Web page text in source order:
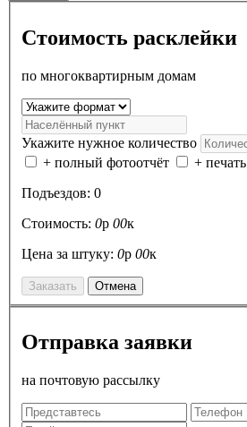
Стоимость расклейки
по многоквартирным домам
Укажите нужное количество
+ полный фотоотчёт
+ печать
Подъездов: 0
Стоимость: 0р 00к
Цена за штуку: 0р 00к
Заказать Отмена
Отправка заявки
на почтовую рассылку